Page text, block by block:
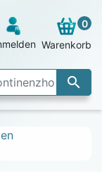

0
Warenkorb